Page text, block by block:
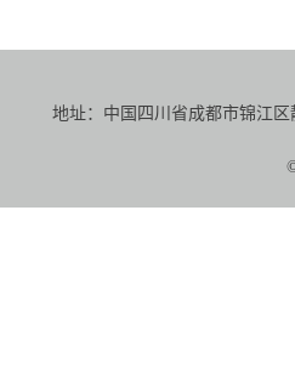
地址：中国四川省成都市锦江